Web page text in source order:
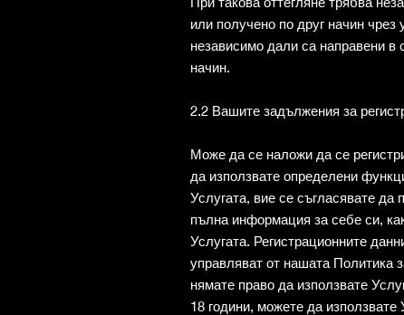
или получено по друг начин чрез
независимо дали са направени в
начин.
2.2 Вашите задължения за
Може да се наложи да се
да използвате определени
Услугата, вие се съгласявате да
пълна информация за себе си,
Услугата. Регистрационните
управляват от нашата Политика
нямате право да използвате
18 години, можете да използвате